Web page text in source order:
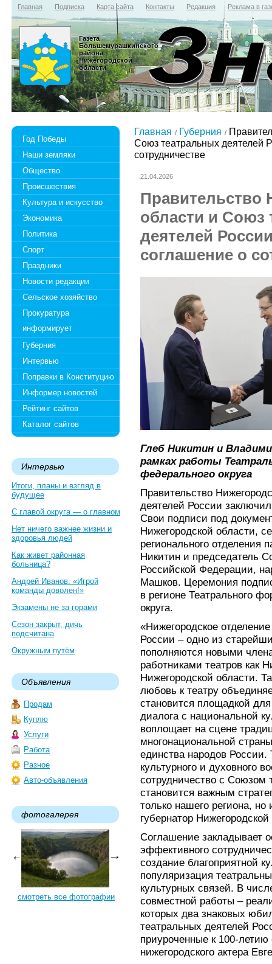
Главная Подписка Карта сайта Контакты Редакция Реклама в
Газета
Большемурашкинского
района
Нижегородской
области
Год Победы
Наши земляки
Общество
Происшествия
Культура и искусство
Экономика
Политика
Спорт
Праздники
Новости редакции
Сельское хозяйство
Прокуратура
информирует
Губерния
Интервью
Поправки в Конституцию
Информер новостей
Рейтинг сайтов
Каталог сайтов
Интервью
Итоги, планы и взгляд в
будущее
С главой округа — о главном
Нет ничего важнее жизни и
здоровья людей
Как живет районная
больница?
Андрей Иванов: «Игрой
команды доволен!»
Экзамены не за горами
Сезон закрыт, дичь
подсчитана
Окружным путём
Объявления
Продам
Куплю
Услуги
Работа
Разное
Авто-объявления
фотогалерея
смотреть все фотографии
Главная Губерния
Союз театральных деятелей
сотрудничестве
21.04.2026
Правительство
области и Союз
деятелей
соглашение о
Глеб Никитин и
рамках работы
федерального округа
Правительство
деятелей России
Свои подписи под
Нижегородской области,
регионального отделения
Никитин и председатель
Российской Федерации,
Машков. Церемония
в регионе Театрального
округа.
«Нижегородское
России – одно из
пополняются новыми
работниками театров как
Нижегородской области.
любовь к театру
становится площадкой
диалога с национальной
воплощает на сцене
многонациональной
единства народов
культурного и духовного
сотрудничество с Союзом
становится важным
только нашего региона,
губернатор
Соглашение закладывает
эффективного
создание благоприятной
популяризация
культурных связей. В
совместной работы –
которых два знаковых
театральных деятелей
приуроченные к 100-
нижегородского актера